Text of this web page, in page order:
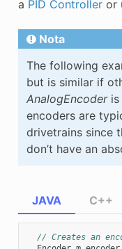
a PID Controlleror
Nota
The following
but is similar if
AnalogEncoderis
encoders are
drivetrains since
don’t have an
JAVA
// Creates an
C++